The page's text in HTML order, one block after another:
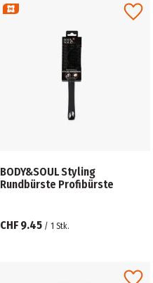
BODY&SOUL Styling
Rundbürste Profibürste
CHF 9.45 / 1 Stk.